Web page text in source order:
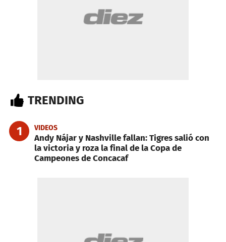
TRENDING
1 VIDEOS
Andy Nájar y Nashville fallan: Tigres salió con
la victoria y roza la final de la Copa de
Campeones de Concacaf